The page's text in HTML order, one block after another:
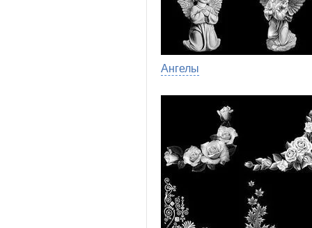
Ангелы